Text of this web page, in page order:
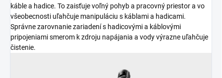
káble a hadice. To zaisťuje voľný pohyb a pracovný priestor a vo
všeobecnosti uľahčuje manipuláciu s káblami a hadicami.
Správne zarovnanie zariadení s hadicovými a káblovými
pripojeniami smerom k zdroju napájania a vody výrazne uľahčuje
čistenie.